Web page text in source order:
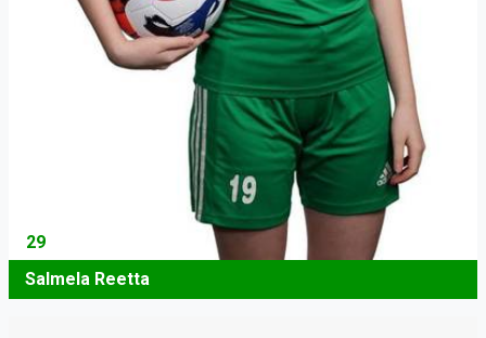
29
Salmela Reetta